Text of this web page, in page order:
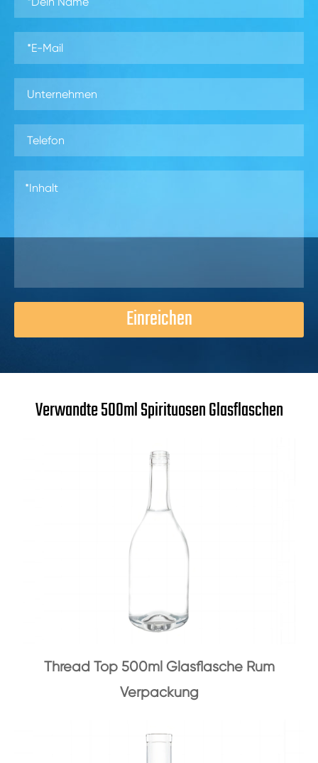
Einreichen
Verwandte 500ml Spirituosen Glasflaschen
Thread Top 500ml Glasflasche Rum
Verpackung